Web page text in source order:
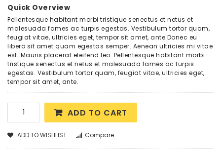
Quick Overview
Pellentesque habitant morbi tristique senectus et netus et
malesuada fames ac turpis egestas. Vestibulum tortor quam,
feugiat vitae, ultricies eget, tempor sit amet, ante.Donec eu
libero sit amet quam egestas semper. Aenean ultricies mi vitae
est. Mauris placerat eleifend leo. Pellentesque habitant morbi
tristique senectus et netus et malesuada fames ac turpis
egestas. Vestibulum tortor quam, feugiat vitae, ultricies eget,
tempor sit amet, ante.
ADD TO CART
ADD TO WISHLIST Compare